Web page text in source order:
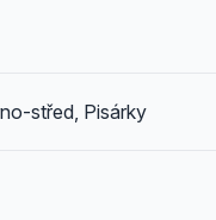
střed, Pisárky